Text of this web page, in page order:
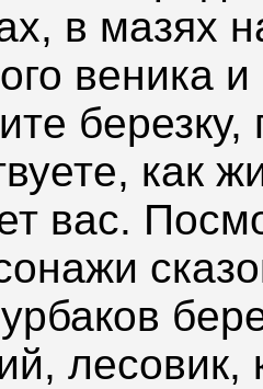
в мазях
веника
березку,
как
вас.